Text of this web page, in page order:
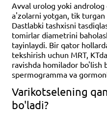
Avval urolog yoki
a'zolarni yotgan, tik turgan
Dastlabki tashxisni
tomirlar diametrini
tayinlaydi. Bir qator
tekshirish uchun MRT,
ravishda homilador bo'lish
spermogramma va
Varikotselening
bo'ladi?